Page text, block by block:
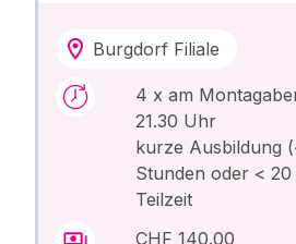
Burgdorf Filiale
4 x am
21.30 Uhr
kurze Ausbildung
Stunden oder < 20
Teilzeit
CHF 140.00